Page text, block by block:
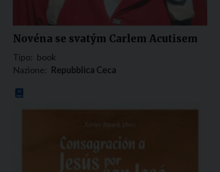
Novéna se svatým Carlem Acutisem
Tipo: book
Nazione: Repubblica Ceca